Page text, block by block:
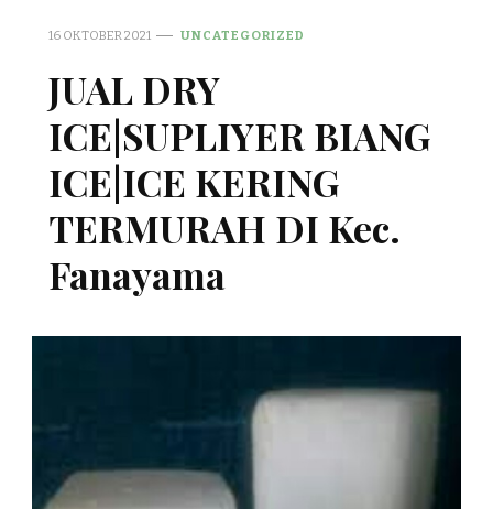
16 OKTOBER 2021 UNCATEGORIZED
JUAL DRY
ICE|SUPLIYER BIANG
ICE|ICE KERING
TERMURAH DI Kec.
Fanayama